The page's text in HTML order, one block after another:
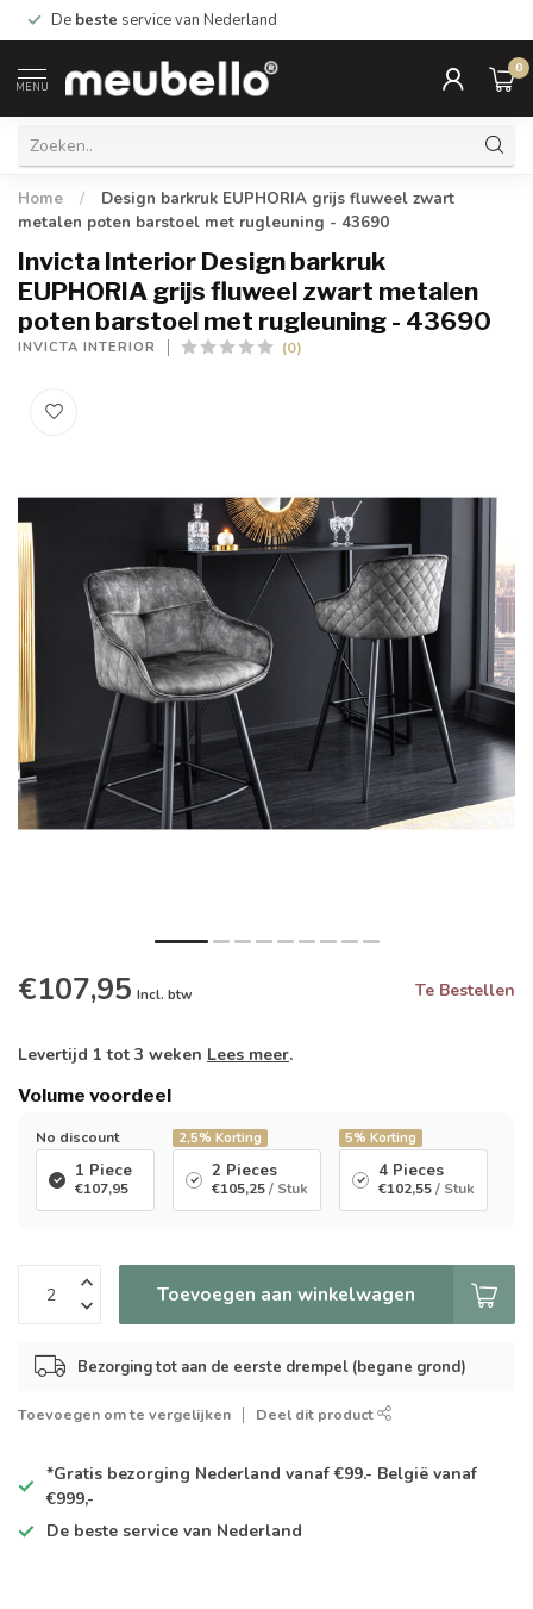
De beste service van Nederland
MENU
0
Home /
Design barkruk EUPHORIA grijs fluweel zwart
metalen poten barstoel met rugleuning - 43690
Invicta Interior Design barkruk
EUPHORIA grijs fluweel zwart metalen
poten barstoel met rugleuning - 43690
INVICTA INTERIOR (0)
€107,95 Incl. btw Te Bestellen
Levertijd 1 tot 3 weken Lees meer.
Volume voordeel
No discount
1 Piece
€107,95
2,5% Korting
2 Pieces
€105,25/ Stuk
5% Korting
4 Pieces
€102,55/ Stuk
Toevoegen aan winkelwagen
Bezorging tot aan de eerste drempel (begane grond)
Toevoegen om te vergelijken Deel dit product
*Gratis bezorging Nederland vanaf €99.- België vanaf
€999,-
De beste service van Nederland